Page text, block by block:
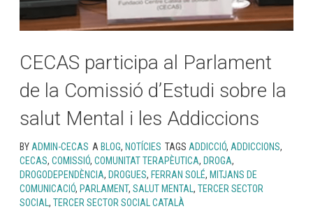
CECAS participa al Parlament
de la Comissió d’Estudi sobre la
salut Mental i les Addiccions
BY ADMIN-CECAS A BLOG, NOTÍCIES TAGS ADDICCIÓ, ADDICCIONS,
CECAS, COMISSIÓ, COMUNITAT TERAPÈUTICA, DROGA,
DROGODEPENDÈNCIA, DROGUES, FERRAN SOLÉ, MITJANS DE
COMUNICACIÓ, PARLAMENT, SALUT MENTAL , TERCER SECTOR
SOCIAL , TERCER SECTOR SOCIAL CATALÀ